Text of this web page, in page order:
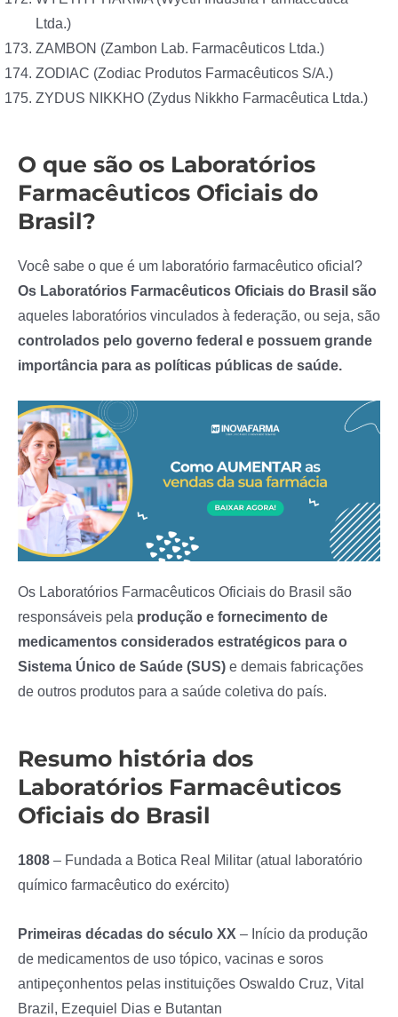
Ltda.)
ZAMBON (Zambon Lab. Farmacêuticos Ltda.)
ZODIAC (Zodiac Produtos Farmacêuticos S/A.)
ZYDUS NIKKHO (Zydus Nikkho Farmacêutica Ltda.)
O que são os Laboratórios
Farmacêuticos Oficiais do
Brasil?
Você sabe o que é um laboratório farmacêutico oficial?
Os Laboratórios Farmacêuticos Oficiais do Brasil são
aqueles laboratórios vinculados à federação, ou seja, são
controlados pelo governo federal e possuem grande
importância para as políticas públicas de saúde.
Os Laboratórios Farmacêuticos Oficiais do Brasil são
responsáveis pela produção e fornecimento de
medicamentos considerados estratégicos para o
Sistema Único de Saúde (SUS) e demais fabricações
de outros produtos para a saúde coletiva do país.
Resumo história dos
Laboratórios Farmacêuticos
Oficiais do Brasil
1808 – Fundada a Botica Real Militar (atual laboratório
químico farmacêutico do exército)
Primeiras décadas do século XX – Início da produção
de medicamentos de uso tópico, vacinas e soros
antipeçonhentos pelas instituições Oswaldo Cruz, Vital
Brazil, Ezequiel Dias e Butantan